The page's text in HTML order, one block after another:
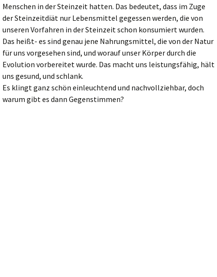
Menschen in der Steinzeit hatten. Das bedeutet, dass im Zuge
der Steinzeitdiät nur Lebensmittel gegessen werden, die von
unseren Vorfahren in der Steinzeit schon konsumiert wurden.
Das heißt- es sind genau jene Nahrungsmittel, die von der Natur
für uns vorgesehen sind, und worauf unser Körper durch die
Evolution vorbereitet wurde. Das macht uns leistungsfähig, hält
uns gesund, und schlank.
Es klingt ganz schön einleuchtend und nachvollziehbar, doch
warum gibt es dann Gegenstimmen?